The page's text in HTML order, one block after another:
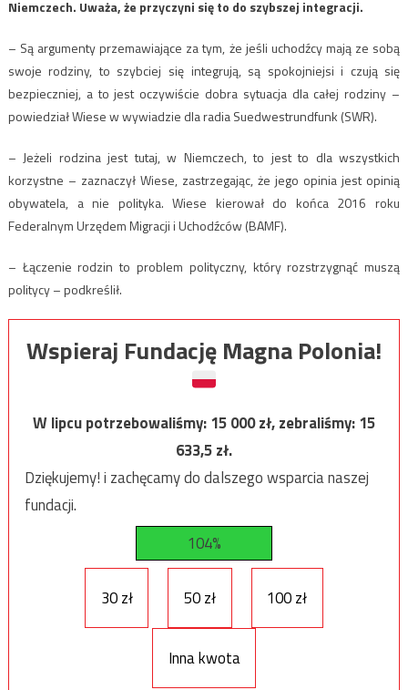
Niemczech. Uważa, że przyczyni się to do szybszej integracji.
– Są argumenty przemawiające za tym, że jeśli uchodźcy mają ze sobą
swoje rodziny, to szybciej się integrują, są spokojniejsi i czują się
bezpieczniej, a to jest oczywiście dobra sytuacja dla całej rodziny –
powiedział Wiese w wywiadzie dla radia Suedwestrundfunk (SWR).
– Jeżeli rodzina jest tutaj, w Niemczech, to jest to dla wszystkich
korzystne – zaznaczył Wiese, zastrzegając, że jego opinia jest opinią
obywatela, a nie polityka. Wiese kierował do końca 2016 roku
Federalnym Urzędem Migracji i Uchodźców (BAMF).
– Łączenie rodzin to problem polityczny, który rozstrzygnąć muszą
politycy – podkreślił.
Wspieraj Fundację Magna Polonia!
W lipcu potrzebowaliśmy:15 000zł, zebraliśmy:15
633,5zł.
Dziękujemy! i zachęcamy do dalszego wsparcia naszej
fundacji.
104%
30 zł 50 zł 100 zł
Inna kwota